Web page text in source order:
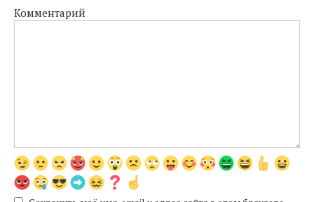
Комментарий